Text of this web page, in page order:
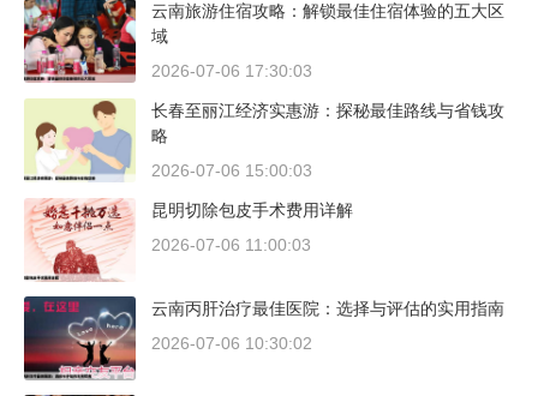
云南旅游住宿攻略：解锁最佳住宿体验的五大区
域
2026-07-06 17:30:03
长春至丽江经济实惠游：探秘最佳路线与省钱攻
略
2026-07-06 15:00:03
昆明切除包皮手术费用详解
2026-07-06 11:00:03
云南丙肝治疗最佳医院：选择与评估的实用指南
2026-07-06 10:30:02